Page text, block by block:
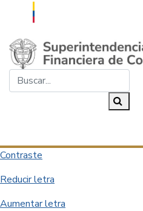
Saltar al contenido principal
Contraste
Reducir letra
Aumentar letra